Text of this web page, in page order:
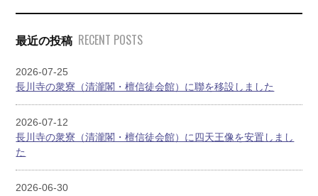
最近の投稿 RECENT POSTS
2026-07-25
長川寺の衆寮（清瀧閣・檀信徒会館）に聯を移設しました
2026-07-12
長川寺の衆寮（清瀧閣・檀信徒会館）に四天王像を安置しまし
た
2026-06-30